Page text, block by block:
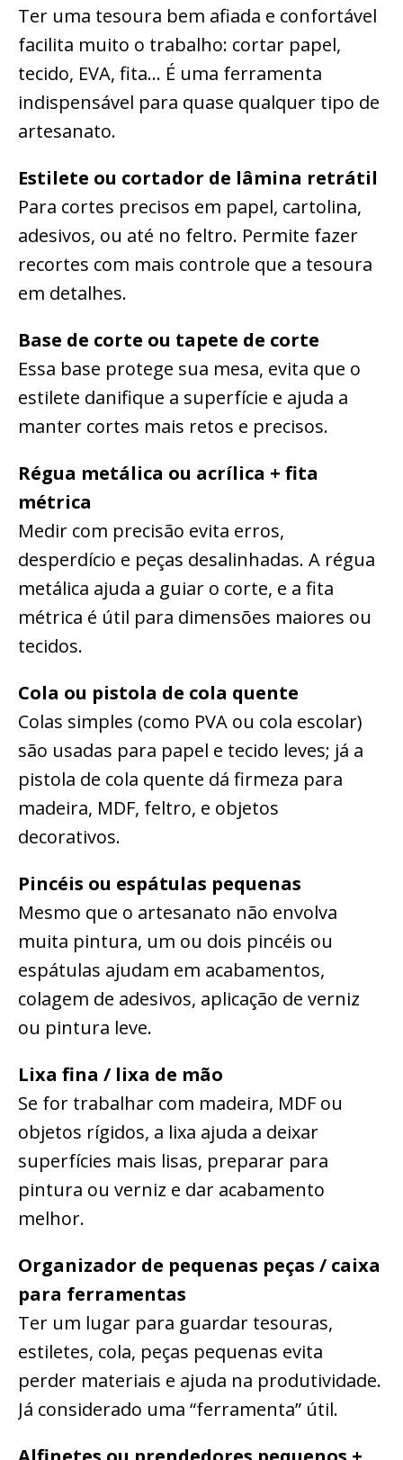
Ter uma tesoura bem afiada e confortável
facilita muito o trabalho: cortar papel,
tecido, EVA, fita… É uma ferramenta
indispensável para quase qualquer tipo de
artesanato.
Estilete ou cortador de lâmina retrátil
Para cortes precisos em papel, cartolina,
adesivos, ou até no feltro. Permite fazer
recortes com mais controle que a tesoura
em detalhes.
Base de corte ou tapete de corte
Essa base protege sua mesa, evita que o
estilete danifique a superfície e ajuda a
manter cortes mais retos e precisos.
Régua metálica ou acrílica + fita
métrica
Medir com precisão evita erros,
desperdício e peças desalinhadas. A régua
metálica ajuda a guiar o corte, e a fita
métrica é útil para dimensões maiores ou
tecidos.
Cola ou pistola de cola quente
Colas simples (como PVA ou cola escolar)
são usadas para papel e tecido leves; já a
pistola de cola quente dá firmeza para
madeira, MDF, feltro, e objetos
decorativos.
Pincéis ou espátulas pequenas
Mesmo que o artesanato não envolva
muita pintura, um ou dois pincéis ou
espátulas ajudam em acabamentos,
colagem de adesivos, aplicação de verniz
ou pintura leve.
Lixa fina / lixa de mão
Se for trabalhar com madeira, MDF ou
objetos rígidos, a lixa ajuda a deixar
superfícies mais lisas, preparar para
pintura ou verniz e dar acabamento
melhor.
Organizador de pequenas peças / caixa
para ferramentas
Ter um lugar para guardar tesouras,
estiletes, cola, peças pequenas evita
perder materiais e ajuda na produtividade.
Já considerado uma “ferramenta” útil.